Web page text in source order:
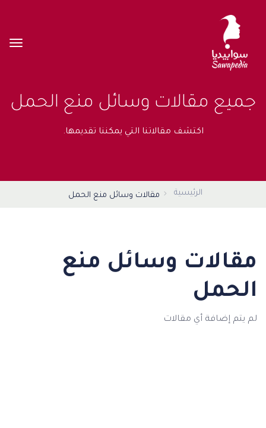
جميع مقالات وسائل منع الحمل
اكتشف مقالاتنا التي يمكننا تقديمها.
الرئيسية مقالات وسائل منع الحمل
مقالات وسائل منع
الحمل
لم يتم إضافة أي مقالات